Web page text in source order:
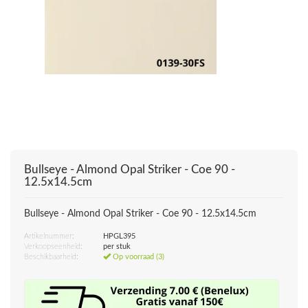
Bullseye - Almond Opal Striker - Coe 90 -
12.5x14.5cm
Bullseye - Almond Opal Striker - Coe 90 - 12.5x14.5cm
Artikelnummer:
HPGL395
Verkoopseenheid:
per stuk
Beschikbaarheid:
Op voorraad (3)